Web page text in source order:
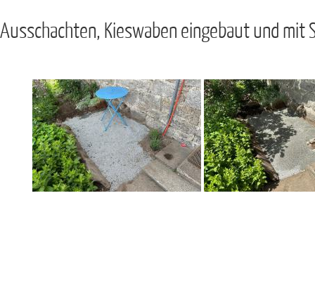
Ausschachten, Kieswaben eingebaut und